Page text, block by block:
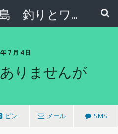
篠島Blog【篠島 釣りとワンコとエコな日々】
7 月 4 日
りませんが
ピン メール SMS